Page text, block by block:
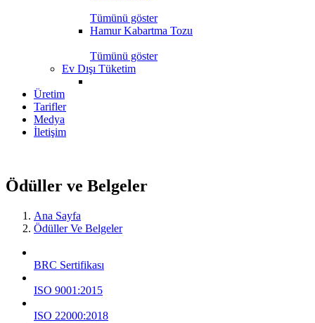
Tümünü göster
Hamur Kabartma Tozu
Tümünü göster
Ev Dışı Tüketim
Üretim
Tarifler
Medya
İletişim
Ödüller ve Belgeler
Ana Sayfa
Ödüller Ve Belgeler
BRC Sertifikası
ISO 9001:2015
ISO 22000:2018